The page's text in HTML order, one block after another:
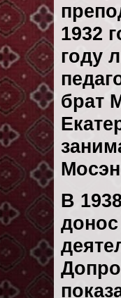
1932
году
брат
В